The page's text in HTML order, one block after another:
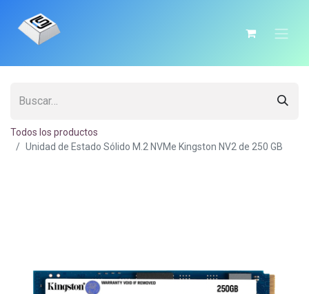
Todos los productos
Unidad de Estado Sólido M.2 NVMe Kingston NV2 de 250 GB